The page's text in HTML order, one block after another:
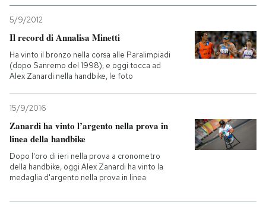
5/9/2012
Il record di Annalisa Minetti
Ha vinto il bronzo nella corsa alle Paralimpiadi
(dopo Sanremo del 1998), e oggi tocca ad
Alex Zanardi nella handbike, le foto
15/9/2016
Zanardi ha vinto l’argento nella prova in
linea della handbike
Dopo l'oro di ieri nella prova a cronometro
della handbike, oggi Alex Zanardi ha vinto la
medaglia d'argento nella prova in linea